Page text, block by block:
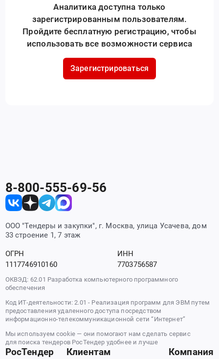
Аналитика доступна только
зарегистрированным пользователям.
Пройдите бесплатную регистрацию, чтобы
использовать все возможности сервиса
Зарегистрироваться
8-800-555-69-56
ООО "Тендеры и закупки", г. Москва, улица Усачева, дом
33 строение 1, 7 этаж
ОГРН
1117746910160
ИНН
7703756587
ОКВЭД: 62.01 Разработка компьютерного программного
обеспечения
Код ИТ-деятельности: 2.01 - Реализация программ для ЭВМ путем
предоставления удаленного доступа посредством
информационно-телекоммуникационной сети “Интернет”
Мы используем cookie — они помогают нам сделать сервис
для поиска тендеров РосТендер удобнее и лучше
РосТендер Клиентам Компания